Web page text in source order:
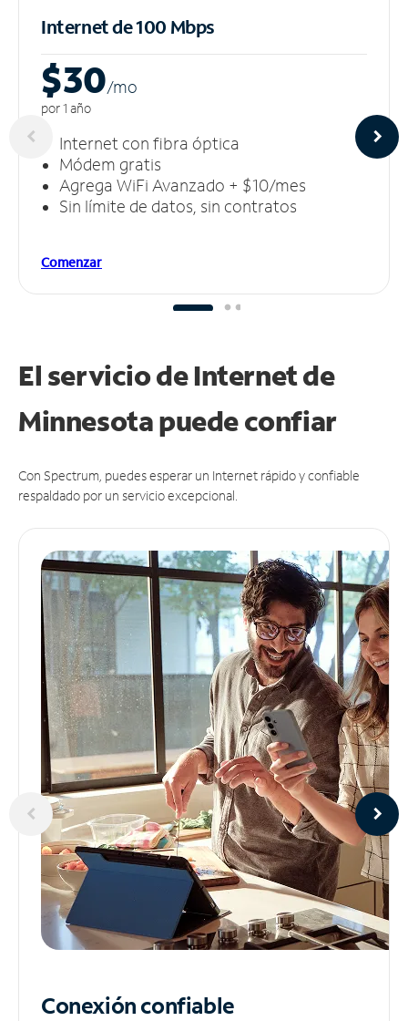
Internet de 100 Mbps
$30/mo
por 1 año
Internet con fibra óptica
Módem gratis
Agrega WiFi Avanzado + $10/mes
Sin límite de datos, sin contratos
Comenzar
El servicio de Internet de
Minnesota puedeconfiar
Con Spectrum, puedes esperar un Internet rápido y confiable
respaldado por un servicio excepcional.
Conexión confiable